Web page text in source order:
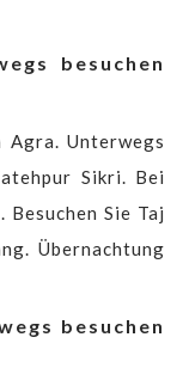
besuchen
Agra. Unterwegs
Sikri. Bei
Sie Taj
Übernachtung
besuchen